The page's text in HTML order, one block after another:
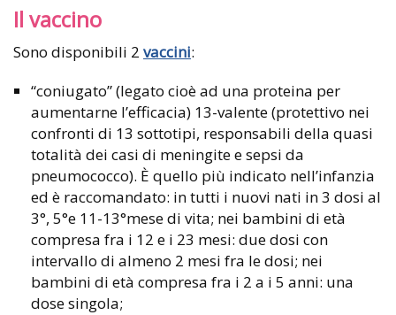
Il vaccino
Sono disponibili 2 vaccini:
“coniugato” (legato cioè ad una proteina per
aumentarne l’efficacia) 13-valente (protettivo nei
confronti di 13 sottotipi, responsabili della quasi
totalità dei casi di meningite e sepsi da
pneumococco). È quello più indicato nell’infanzia
ed è raccomandato: in tutti i nuovi nati in 3 dosi al
3°, 5°e 11-13°mese di vita; nei bambini di età
compresa fra i 12 e i 23 mesi: due dosi con
intervallo di almeno 2 mesi fra le dosi; nei
bambini di età compresa fra i 2 a i 5 anni: una
dose singola;